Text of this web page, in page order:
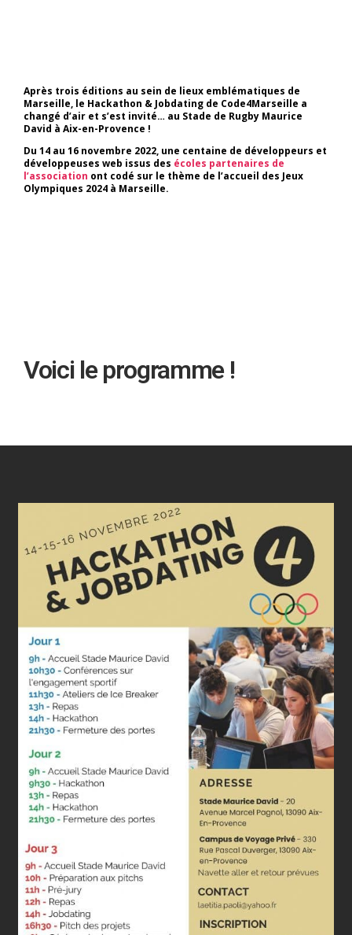
Après trois éditions au sein de lieux emblématiques de
Marseille, le Hackathon & Jobdating de Code4Marseille a
changé d’air et s’est invité… au Stade de Rugby Maurice
David à Aix-en-Provence !
Du 14 au 16 novembre 2022, une centaine de développeurs et
développeuses web issus des écoles partenaires de
l’association ont codé sur le thème de l’accueil des Jeux
Olympiques 2024 à Marseille.
Voici le programme !